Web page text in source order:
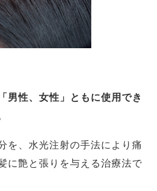
男性、女性」ともに使用でき
を、水光注射の手法により痛
に艶と張りを与える治療法で